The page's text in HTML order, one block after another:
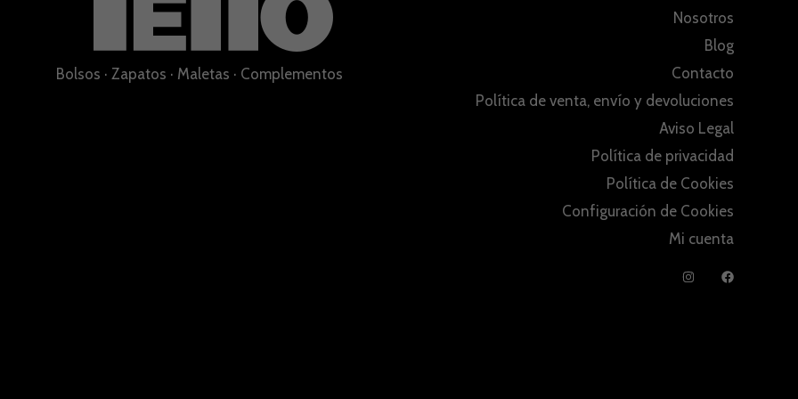
Bolsos · Zapatos · Maletas · Complementos
Nosotros
Blog
Contacto
Política de venta, envío y devoluciones
Aviso Legal
Política de privacidad
Política de Cookies
Configuración de Cookies
Mi cuenta